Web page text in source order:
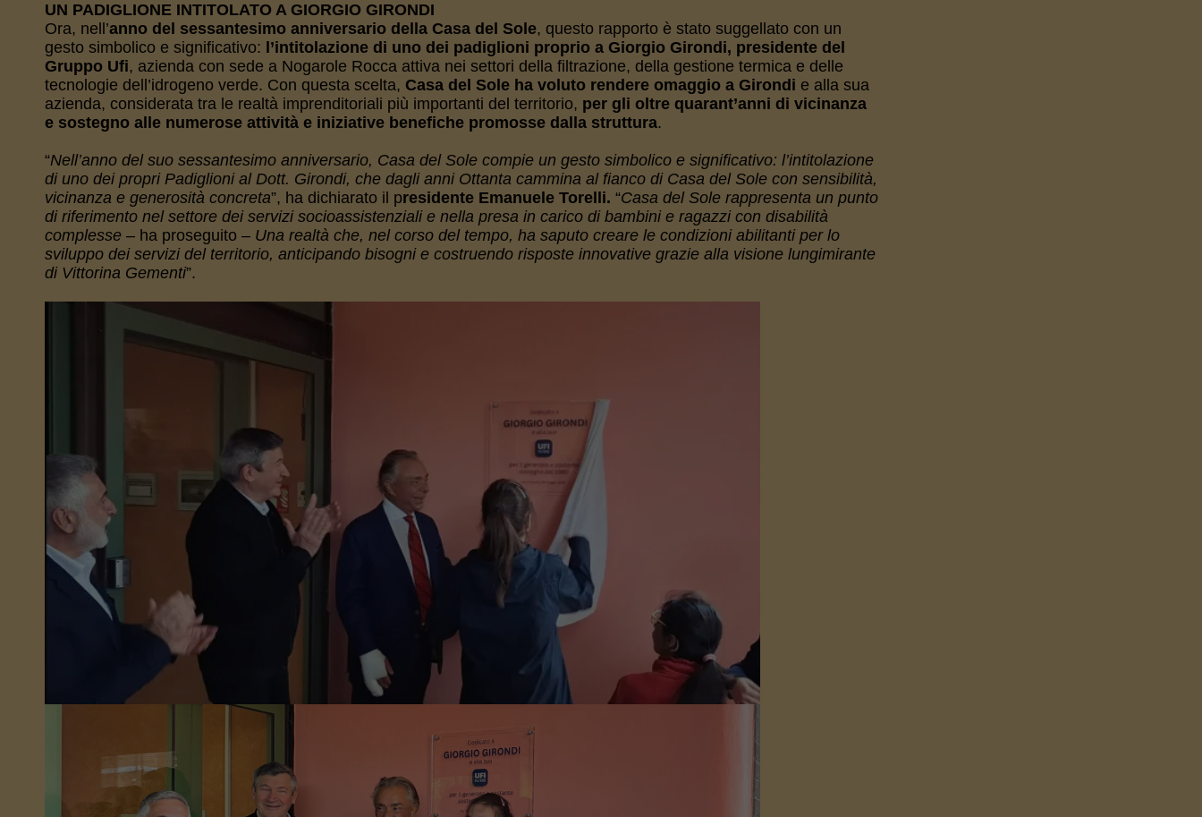
UN PADIGLIONE INTITOLATO A GIORGIO GIRONDI
Ora, nell’anno del sessantesimo anniversario della Casa del Sole, questo rapporto è stato suggellato con un
gesto simbolico e significativo: l’intitolazione di uno dei padiglioni proprio a Giorgio Girondi, presidente del
Gruppo Ufi, azienda con sede a Nogarole Rocca attiva nei settori della filtrazione, della gestione termica e delle
tecnologie dell’idrogeno verde. Con questa scelta, Casa del Sole ha voluto rendere omaggio a Girondi e alla sua
azienda, considerata tra le realtà imprenditoriali più importanti del territorio, per gli oltre quarant’anni di vicinanza
e sostegno alle numerose attività e iniziative benefiche promosse dalla struttura.
“Nell’anno del suo sessantesimo anniversario, Casa del Sole compie un gesto simbolico e significativo: l’intitolazione
di uno dei propri Padiglioni al Dott. Girondi, che dagli anni Ottanta cammina al fianco di Casa del Sole con sensibilità,
vicinanza e generosità concreta”, ha dichiarato il presidente Emanuele Torelli. “Casa del Sole rappresenta un punto
di riferimento nel settore dei servizi socioassistenziali e nella presa in carico di bambini e ragazzi con disabilità
complesse– ha proseguito – Una realtà che, nel corso del tempo, ha saputo creare le condizioni abilitanti per lo
sviluppo dei servizi del territorio, anticipando bisogni e costruendo risposte innovative grazie alla visione lungimirante
di Vittorina Gementi”.